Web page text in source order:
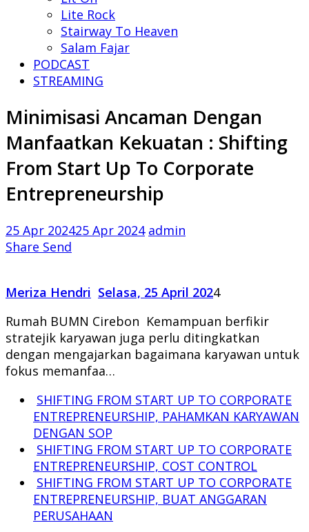
Lite Rock
Stairway To Heaven
Salam Fajar
PODCAST
STREAMING
Minimisasi Ancaman Dengan
Manfaatkan Kekuatan : Shifting
From Start Up To Corporate
Entrepreneurship
25 Apr 202425 Apr 2024 admin
Share Send
Meriza Hendri Selasa, 25 April 2024
Rumah BUMN Cirebon Kemampuan berfikir
stratejik karyawan juga perlu ditingkatkan
dengan mengajarkan bagaimana karyawan untuk
fokus memanfaa…
SHIFTING FROM START UP TO CORPORATE
ENTREPRENEURSHIP, PAHAMKAN KARYAWAN
DENGAN SOP
SHIFTING FROM START UP TO CORPORATE
ENTREPRENEURSHIP, COST CONTROL
SHIFTING FROM START UP TO CORPORATE
ENTREPRENEURSHIP, BUAT ANGGARAN
PERUSAHAAN